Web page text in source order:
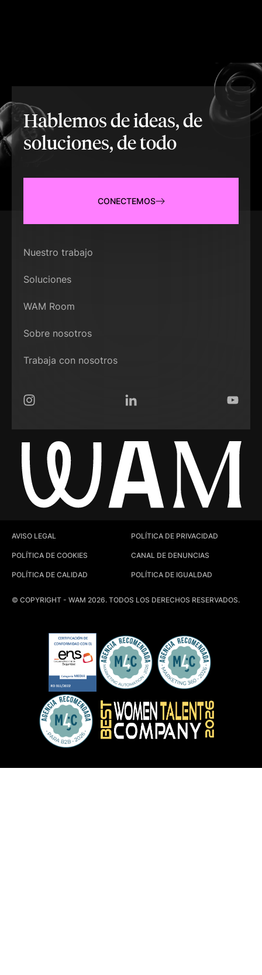
Hablemos de ideas, de
soluciones, de todo
CONECTEMOS
Nuestro trabajo
Soluciones
WAM Room
Sobre nosotros
Trabaja con nosotros
Instagram LinkedIn
© COPYRIGHT - WAM 2026. TODOS LOS DERECHOS RESERVADOS.
AVISO LEGAL POLÍTICA DE PRIVACIDAD
POLÍTICA DE COOKIES CANAL DE DENUNCIAS
POLÍTICA DE CALIDAD POLÍTICA DE IGUALDAD